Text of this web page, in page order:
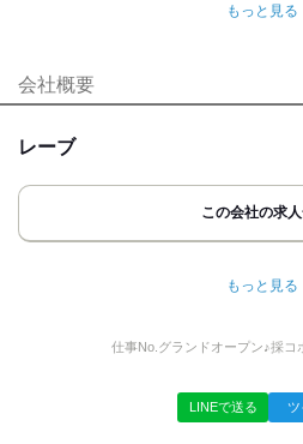
応募時のメリット
[最寄駅]
埼玉県 加須市⁄加須駅ほか
[住所]
電話応募も、Web応募も24時間受付
もっと見る
会社概要
レーブ
この会社の求
埼玉県加須市久下5-21-3
もっと見る
仕事No. グランドオープン♪採コ
LINEで送る ツ